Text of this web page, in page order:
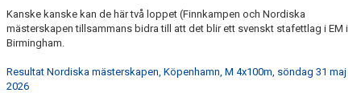
Kanske kanske kan de här två loppet (Finnkampen och Nordiska
mästerskapen tillsammans bidra till att det blir ett svenskt stafettlag i EM i
Birmingham.
Resultat Nordiska mästerskapen, Köpenhamn, M 4x100m, söndag 31 maj
2026